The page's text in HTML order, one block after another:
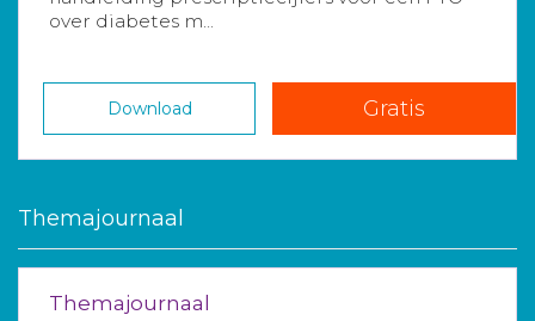
over diabetes m...
Download Gratis
Themajournaal
Themajournaal